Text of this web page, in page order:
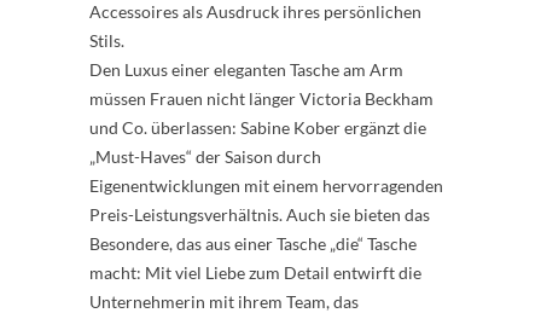
Accessoires als Ausdruck ihres persönlichen
Stils.
Den Luxus einer eleganten Tasche am Arm
müssen Frauen nicht länger Victoria Beckham
und Co. überlassen: Sabine Kober ergänzt die
„Must-Haves“ der Saison durch
Eigenentwicklungen mit einem hervorragenden
Preis-Leistungsverhältnis. Auch sie bieten das
Besondere, das aus einer Tasche „die“ Tasche
macht: Mit viel Liebe zum Detail entwirft die
Unternehmerin mit ihrem Team, das